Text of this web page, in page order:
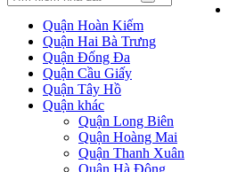
Quận Hoàn Kiếm
Quận Hai Bà Trưng
Quận Đống Đa
Quận Cầu Giấy
Quận Tây Hồ
Quận khác
Quận Long Biên
Quận Hoàng Mai
Quận Thanh Xuân
Quận Hà Đông